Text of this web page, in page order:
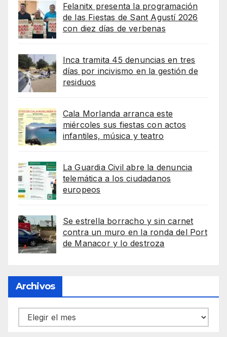
Felanitx presenta la programación
de las Fiestas de Sant Agustí 2026
con diez días de verbenas
Inca tramita 45 denuncias en tres
días por incivismo en la gestión de
residuos
Cala Morlanda arranca este
miércoles sus fiestas con actos
infantiles, música y teatro
La Guardia Civil abre la denuncia
telemática a los ciudadanos
europeos
Se estrella borracho y sin carnet
contra un muro en la ronda del Port
de Manacor y lo destroza
Archivos
Archivos